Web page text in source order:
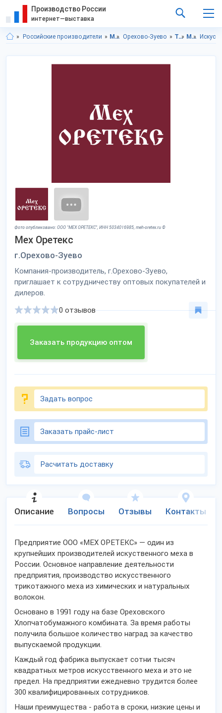
Производство России
интернет—выставка
Российские производители Московская область Орехово-Зуево Текстиль Мех
Фото опубликовано: ООО "МЕХ ОРЕТЕКС", ИНН 5034016985, meh-oretex.ru ©
Мех Оретекс
г.Орехово-Зуево
Компания-производитель, г.Орехово-Зуево,
приглашает к сотрудничеству оптовых покупателей и
дилеров.
Заказать продукцию оптом
0 отзывов
Задать вопрос
Заказать прайс-лист
Расчитать доставку
Описание Вопросы Отзывы Контакты
Предприятие ООО «МЕХ ОРЕТЕКС» — один из
крупнейших производителей искуственного меха в
России. Основное направление деятельности
предприятия, производство искусственного
трикотажного меха из химических и натуральных
волокон.
Основано в 1991 году на базе Ореховского
Хлопчатобумажного комбината. За время работы
получила большое количество наград за качество
выпускаемой продукции.
Каждый год фабрика выпускает сотни тысяч
квадратных метров искусственного меха и это не
предел. На предприятии ежедневно трудится более
300 квалифицированных сотрудников.
Наши преимущества - работа в сроки, низкие цены и